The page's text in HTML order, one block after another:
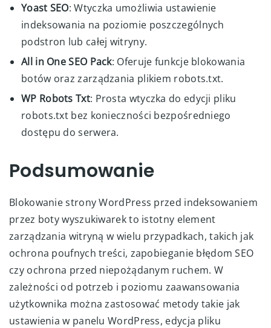
Yoast SEO: Wtyczka umożliwia ustawienie
indeksowania na poziomie poszczególnych
podstron lub całej witryny.
All in One SEO Pack: Oferuje funkcje blokowania
botów oraz zarządzania plikiem robots.txt.
WP Robots Txt: Prosta wtyczka do edycji pliku
robots.txt bez konieczności bezpośredniego
dostępu do serwera.
Podsumowanie
Blokowanie strony WordPress przed indeksowaniem
przez boty wyszukiwarek to istotny element
zarządzania witryną w wielu przypadkach, takich jak
ochrona poufnych treści, zapobieganie błędom SEO
czy ochrona przed niepożądanym ruchem. W
zależności od potrzeb i poziomu zaawansowania
użytkownika można zastosować metody takie jak
ustawienia w panelu WordPress, edycja pliku